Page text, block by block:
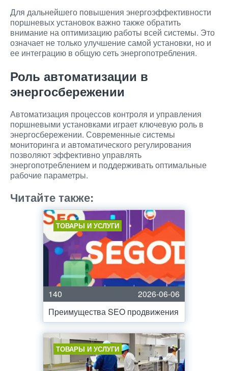
Для дальнейшего повышения энергоэффективности
поршневых установок важно также обратить
внимание на оптимизацию работы всей системы. Это
означает не только улучшение самой установки, но и
ее интеграцию в общую сеть энергопотребления.
Роль автоматизации в
энергосбережении
Автоматизация процессов контроля и управления
поршневыми установками играет ключевую роль в
энергосбережении. Современные системы
мониторинга и автоматического регулирования
позволяют эффективно управлять
энергопотреблением и поддерживать оптимальные
рабочие параметры.
Читайте также:
ТОВАРЫ И УСЛУГИ
140
2026-06-06
Преимущества SEO продвижения
ТОВАРЫ И УСЛУГИ